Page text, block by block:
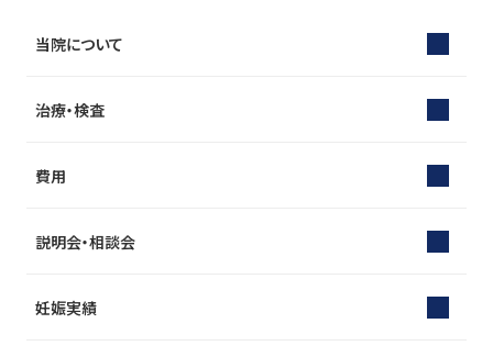
当院について
治療・検査
費用
説明会・相談会
妊娠実績